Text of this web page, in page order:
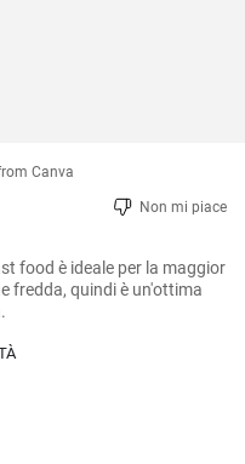
Canva
Non mi piace
food è ideale per la maggior
fredda, quindi è un'ottima